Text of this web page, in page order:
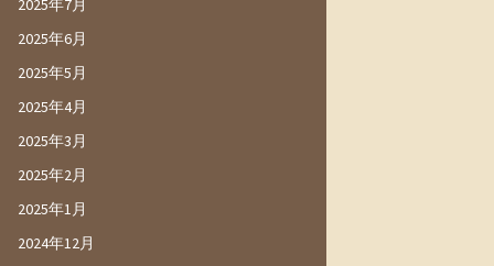
2025年7月
2025年6月
2025年5月
2025年4月
2025年3月
2025年2月
2025年1月
2024年12月